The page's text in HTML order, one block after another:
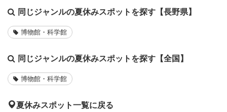
同じジャンルの夏休みスポットを探す【長野県】
博物館・科学館
同じジャンルの夏休みスポットを探す【全国】
博物館・科学館
夏休みスポット一覧に戻る